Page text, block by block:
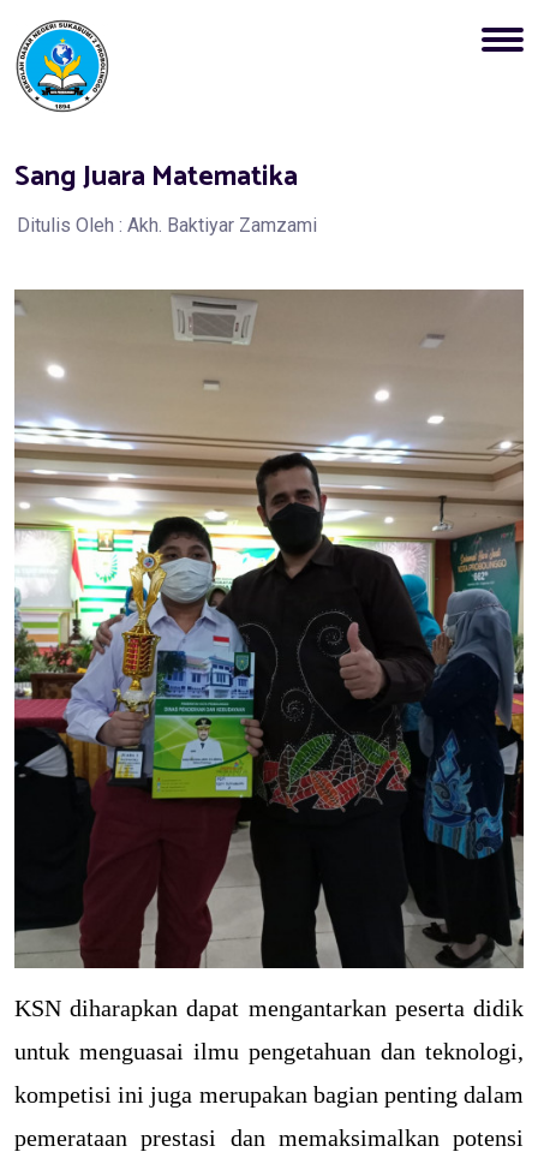
Sang Juara Matematika
Ditulis Oleh : Akh. Baktiyar Zamzami
KSN diharapkan dapat mengantarkan peserta didik
untuk menguasai ilmu pengetahuan dan teknologi,
kompetisi ini juga merupakan bagian penting dalam
pemerataan prestasi dan memaksimalkan potensi